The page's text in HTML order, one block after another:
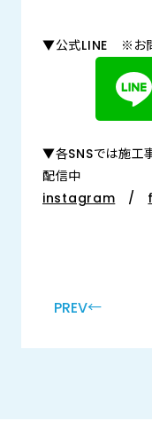
▼公式LINE ※お問
▼各SNSでは施工
配信中
instagram /
PREV←